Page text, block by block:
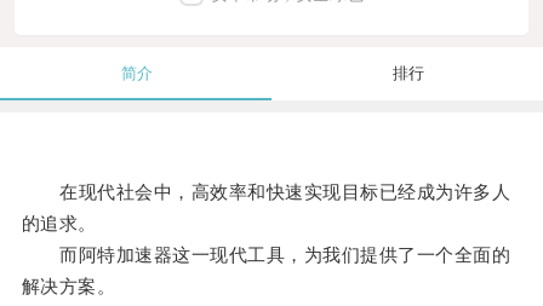
简介 排行
在现代社会中，高效率和快速实现目标已经成为许多人
的追求。
而阿特加速器这一现代工具，为我们提供了一个全面的
解决方案。